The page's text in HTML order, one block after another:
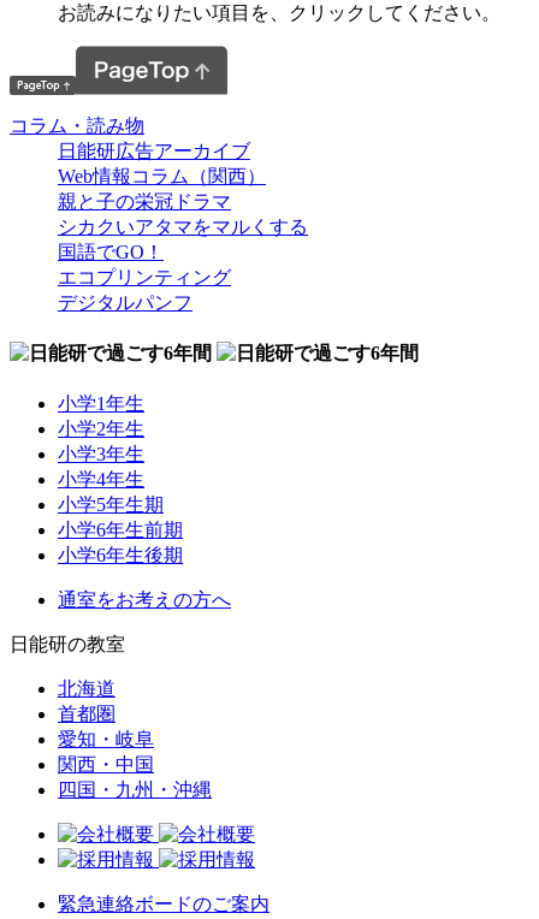
お読みになりたい項目を、クリックしてください。
コラム・読み物
日能研広告アーカイブ
Web情報コラム（関西）
親と子の栄冠ドラマ
シカクいアタマをマルくする
国語でGO！
エコプリンティング
デジタルパンフ
小学1年生
小学2年生
小学3年生
小学4年生
小学5年生期
小学6年生前期
小学6年生後期
通室をお考えの方へ
日能研の教室
北海道
首都圏
愛知・岐阜
関西・中国
四国・九州・沖縄
緊急連絡ボードのご案内